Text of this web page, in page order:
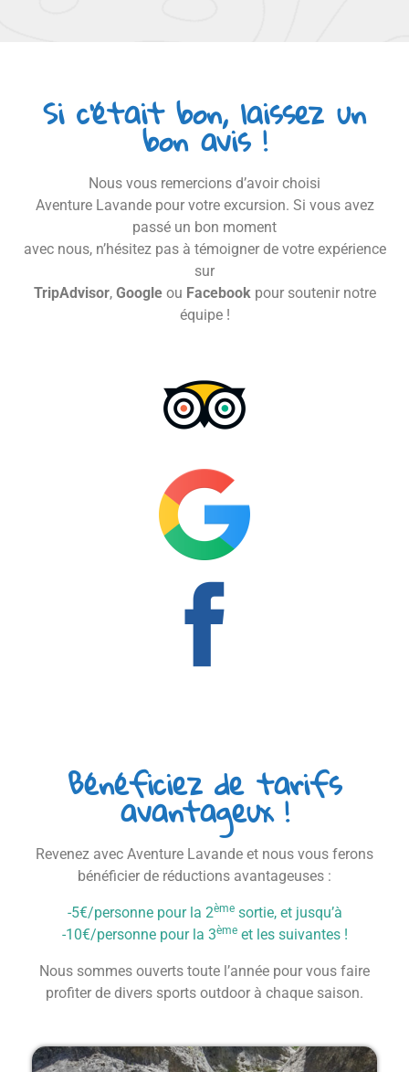
Si c’était bon, laissez un
bon avis !
Nous vous remercions d’avoir choisi
Aventure Lavande pour votre excursion. Si vous avez
passé un bon moment
avec nous, n’hésitez pas à témoigner de votre expérience
sur
TripAdvisor, Googleou Facebookpour soutenir notre
équipe !
Bénéficiez de tarifs
avantageux !
Revenez avec Aventure Lavande et nous vous ferons
bénéficier de réductions avantageuses :
-5€/personne pour la 2èmesortie, et jusqu’à
-10€/personne pour la 3èmeet les suivantes !
Nous sommes ouverts toute l’année pour vous faire
profiter de divers sports outdoor à chaque saison.